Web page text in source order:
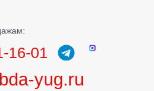
16-01
yug.ru